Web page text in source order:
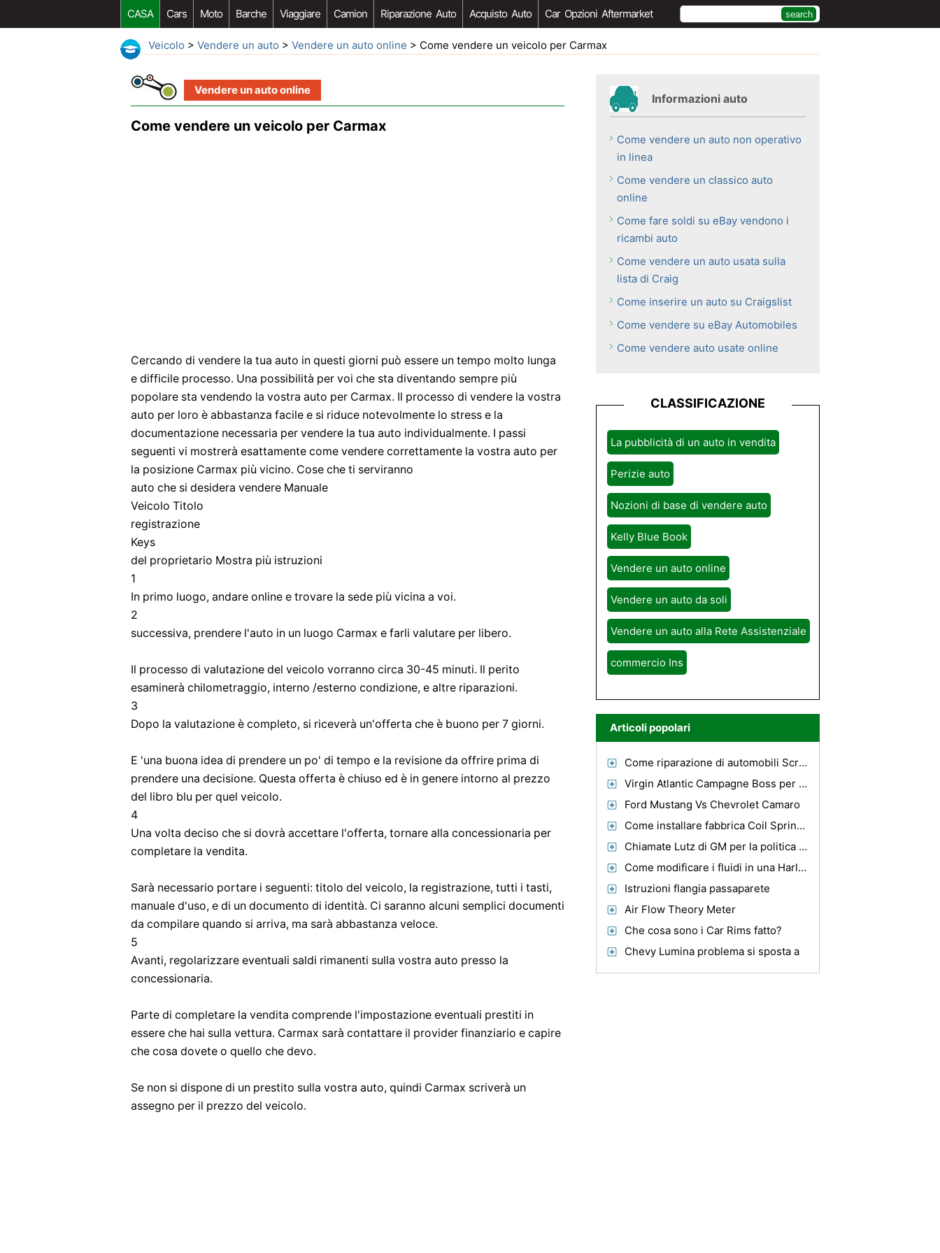
CASA Cars Moto Barche Viaggiare Camion Riparazione Auto Acquisto Auto Car Opzioni Aftermarket
Veicolo > Vendere un auto > Vendere un auto online > Come vendere un veicolo per Carmax
Vendere un auto online
Come vendere un veicolo per Carmax
Cercando di vendere la tua auto in questi giorni può essere un tempo molto lunga
e difficile processo. Una possibilità per voi che sta diventando sempre più
popolare sta vendendo la vostra auto per Carmax. Il processo di vendere la vostra
auto per loro è abbastanza facile e si riduce notevolmente lo stress e la
documentazione necessaria per vendere la tua auto individualmente. I passi
seguenti vi mostrerà esattamente come vendere correttamente la vostra auto per
la posizione Carmax più vicino. Cose che ti serviranno
auto che si desidera vendere Manuale
Veicolo Titolo
registrazione
Keys
del proprietario Mostra più istruzioni
1
In primo luogo, andare online e trovare la sede più vicina a voi.
2
successiva, prendere l'auto in un luogo Carmax e farli valutare per libero.
Il processo di valutazione del veicolo vorranno circa 30-45 minuti. Il perito
esaminerà chilometraggio, interno /esterno condizione, e altre riparazioni.
3
Dopo la valutazione è completo, si riceverà un'offerta che è buono per 7 giorni.
E 'una buona idea di prendere un po' di tempo e la revisione da offrire prima di
prendere una decisione. Questa offerta è chiuso ed è in genere intorno al prezzo
del libro blu per quel veicolo.
4
Una volta deciso che si dovrà accettare l'offerta, tornare alla concessionaria per
completare la vendita.
Sarà necessario portare i seguenti: titolo del veicolo, la registrazione, tutti i tasti,
manuale d'uso, e di un documento di identità. Ci saranno alcuni semplici documenti
da compilare quando si arriva, ma sarà abbastanza veloce.
5
Avanti, regolarizzare eventuali saldi rimanenti sulla vostra auto presso la
concessionaria.
Parte di completare la vendita comprende l'impostazione eventuali prestiti in
essere che hai sulla vettura. Carmax sarà contattare il provider finanziario e capire
che cosa dovete o quello che devo.
Se non si dispone di un prestito sulla vostra auto, quindi Carmax scriverà un
assegno per il prezzo del veicolo.
Informazioni auto
Come vendere un auto non operativo
in linea
Come vendere un classico auto
online
Come fare soldi su eBay vendono i
ricambi auto
Come vendere un auto usata sulla
lista di Craig
Come inserire un auto su Craigslist
Come vendere su eBay Automobiles
Come vendere auto usate online
CLASSIFICAZIONE
La pubblicità di un auto in vendita
Perizie auto
Nozioni di base di vendere auto
Kelly Blue Book
Vendere un auto online
Vendere un auto da soli
Vendere un auto alla Rete Assistenziale
commercio Ins
Articoli popolari
Come riparazione di automobili Scratches
Virgin Atlantic Campagne Boss per il turismo in Kenya
Ford Mustang Vs Chevrolet Camaro
Come installare fabbrica Coil Springs per un 1999 Tacoma 4X4 V6
Chiamate Lutz di GM per la politica nazionale sulle energie rinnovabili
Come modificare i fluidi in una Harley Davidson Road King 2003
Istruzioni flangia passaparete
Air Flow Theory Meter
Che cosa sono i Car Rims fatto?
Chevy Lumina problema si sposta a